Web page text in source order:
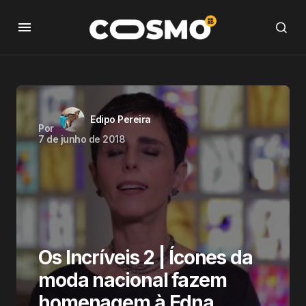
Por
Edipo Pereira
7 de junho de 2018
Os Incríveis 2 | Ícones da
moda nacional fazem